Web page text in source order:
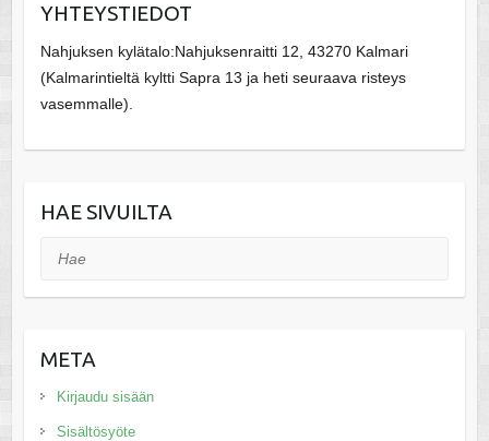
YHTEYSTIEDOT
Nahjuksen kylätalo:Nahjuksenraitti 12, 43270 Kalmari
(Kalmarintieltä kyltti Sapra 13 ja heti seuraava risteys
vasemmalle).
HAE SIVUILTA
Hae
META
Kirjaudu sisään
Sisältösyöte